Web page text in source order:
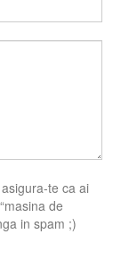
te ca ai
de
in spam ;)